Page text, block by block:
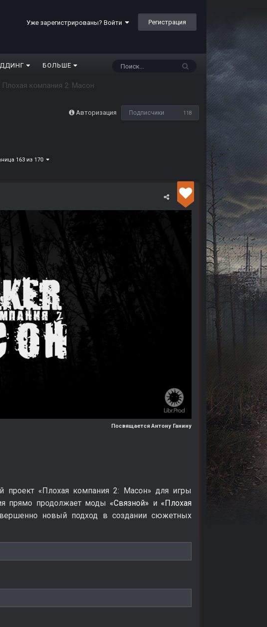
Уже зарегистрированы? Войти Регистрация
БОЛЬШЕ
Плохая компания 2: Масон
Авторизация Подписчики 118
163 из 170
Посвящается Антону Ганину
проект «Плохая компания 2: Масон» для игры
прямо продолжает моды «Связной» и «Плохая
новый подход в создании сюжетных